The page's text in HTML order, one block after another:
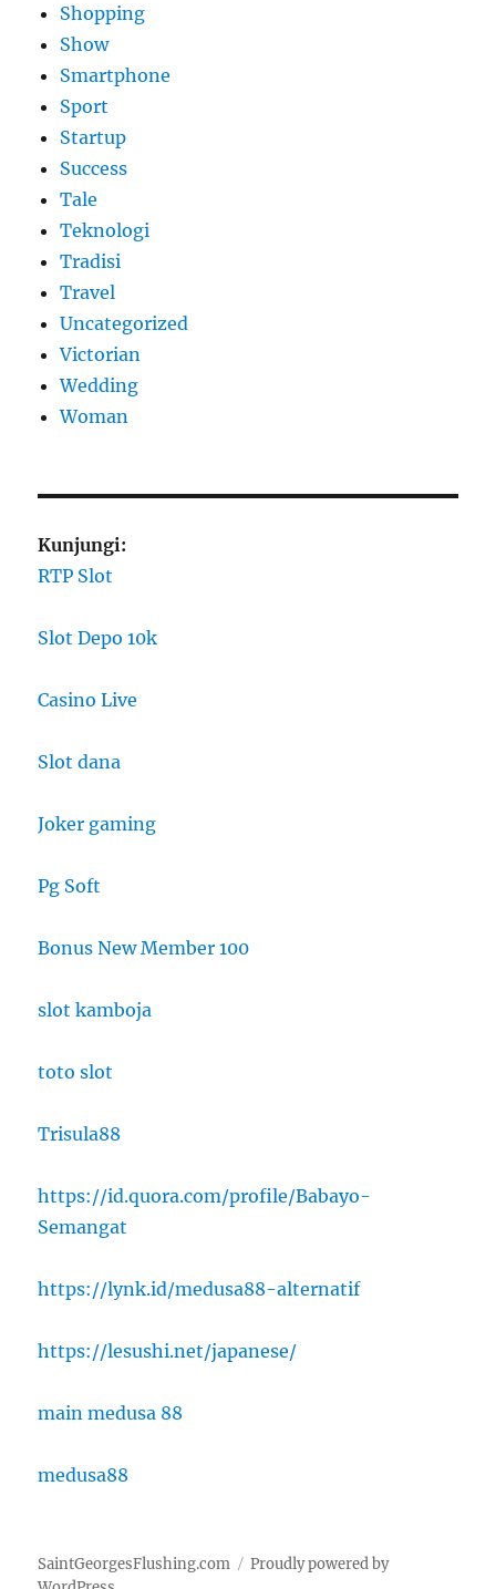
Shopping
Show
Smartphone
Sport
Startup
Success
Tale
Teknologi
Tradisi
Travel
Uncategorized
Victorian
Wedding
Woman
Kunjungi:
RTP Slot
Slot Depo 10k
Casino Live
Slot dana
Joker gaming
Pg Soft
Bonus New Member 100
slot kamboja
toto slot
Trisula88
https://id.quora.com/profile/Babayo-
Semangat
https://lynk.id/medusa88-alternatif
https://lesushi.net/japanese/
main medusa 88
medusa88
SaintGeorgesFlushing.com
Proudly powered by